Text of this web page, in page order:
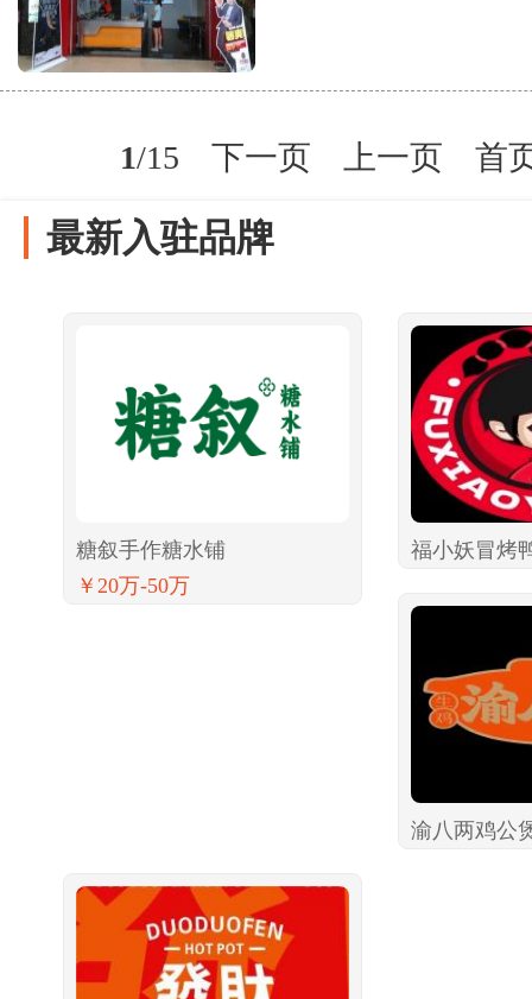
1/15 下一页 上一页 首
最新入驻品牌
糖叙手作糖水铺
￥20万-50万
福小妖冒烤
渝八两鸡公